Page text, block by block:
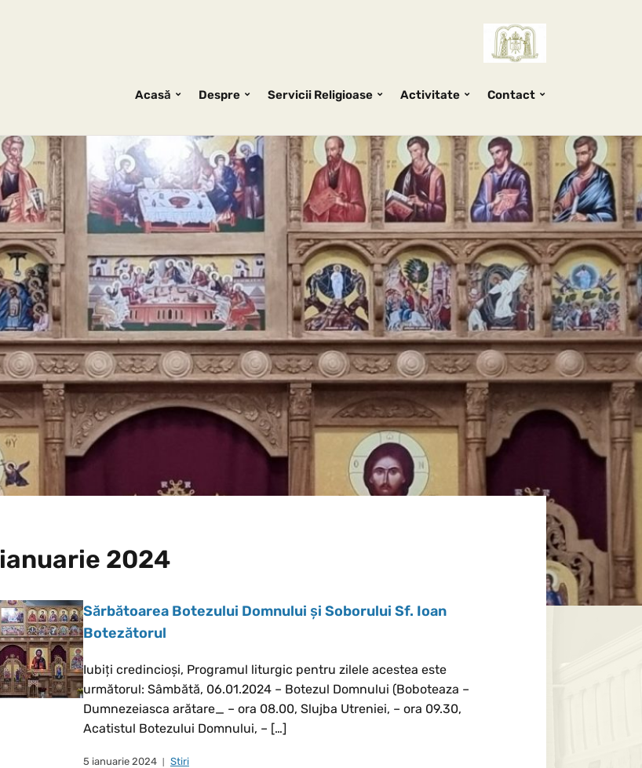
Acasă Despre Servicii Religioase Activitate Contact
ianuarie 2024
Sărbătoarea Botezului Domnului și Soborului Sf. Ioan
Botezătorul
Iubiți credincioși, Programul liturgic pentru zilele acestea este
următorul: Sâmbătă, 06.01.2024 – Botezul Domnului (Boboteaza –
Dumnezeiasca arătare_ – ora 08.00, Slujba Utreniei, – ora 09.30,
Acatistul Botezului Domnului, – […]
5 ianuarie 2024 Stiri